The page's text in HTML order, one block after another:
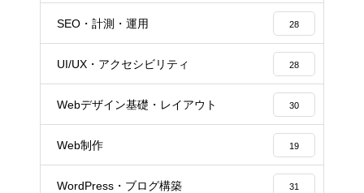
SEO・計測・運用 28
UI/UX・アクセシビリティ 28
Webデザイン基礎・レイアウト 30
Web制作 19
WordPress・ブログ構築 31